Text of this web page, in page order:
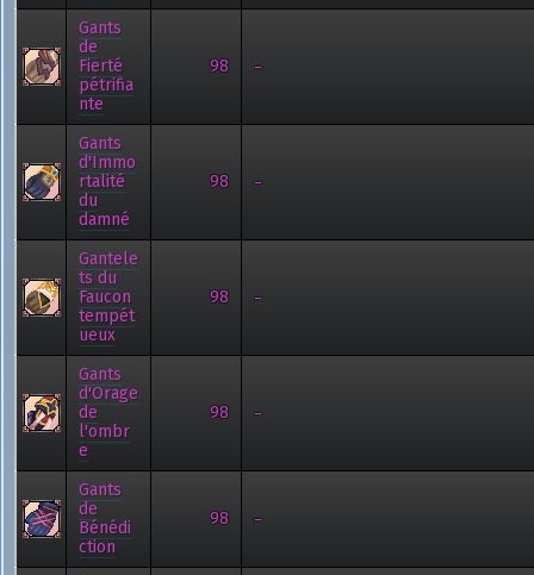
Gants
de
Fierté
pétrifia
nte
98 -
Gants
d'Immo
rtalité
du
damné
98 -
Gantele
ts du
Faucon
tempét
ueux
98 -
Gants
d'Orage
de
l'ombr
e
98 -
Gants
de
Bénédi
ction
98 -